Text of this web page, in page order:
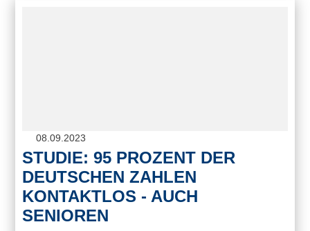
08.09.2023
STUDIE: 95 PROZENT DER
DEUTSCHEN ZAHLEN
KONTAKTLOS - AUCH
SENIOREN